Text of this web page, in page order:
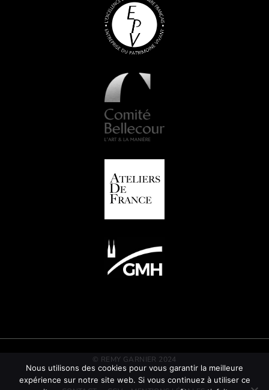
© REMY GARNIER 2024
Nous utilisons des cookies pour vous garantir la meilleure
expérience sur notre site web. Si vous continuez à utiliser ce